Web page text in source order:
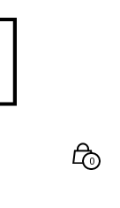
0